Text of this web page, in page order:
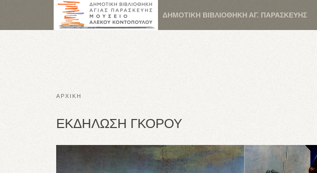
ΔΗΜΟΤΙΚΗ ΒΙΒΛΙΟΘΗΚΗ ΑΓ. ΠΑΡΑΣΚΕΥΗΣ
ΑΡΧΙΚΗ
ΕΚΔΗΛΩΣΗ ΓΚΟΡΟΥ